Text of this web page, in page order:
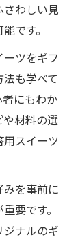
わしい見
です。
ツをギフ
も学べて
にもわか
材料の選
スイーツ
を事前に
要です。
ナルのギ